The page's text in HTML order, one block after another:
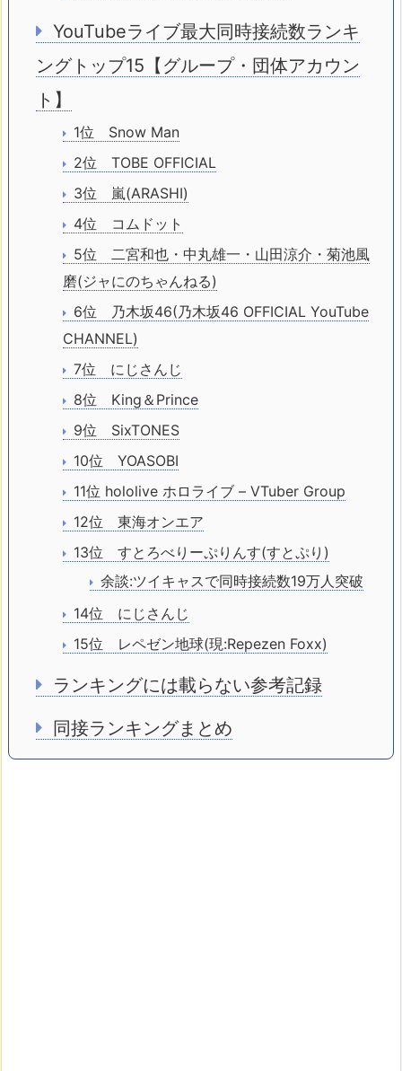
YouTubeライブ最大同時接続数ランキ
ングトップ15【グループ・団体アカウン
ト】
1位 Snow Man
2位 TOBE OFFICIAL
3位 嵐(ARASHI)
4位 コムドット
5位 二宮和也・中丸雄一・山田涼介・菊池風
磨(ジャにのちゃんねる)
6位 乃木坂46(乃木坂46 OFFICIAL YouTube
CHANNEL)
7位 にじさんじ
8位 King＆Prince
9位 SixTONES
10位 YOASOBI
11位 hololive ホロライブ – VTuber Group
12位 東海オンエア
13位 すとろべりーぷりんす(すとぷり)
余談:ツイキャスで同時接続数19万人突破
14位 にじさんじ
15位 レペゼン地球(現:Repezen Foxx)
ランキングには載らない参考記録
同接ランキングまとめ